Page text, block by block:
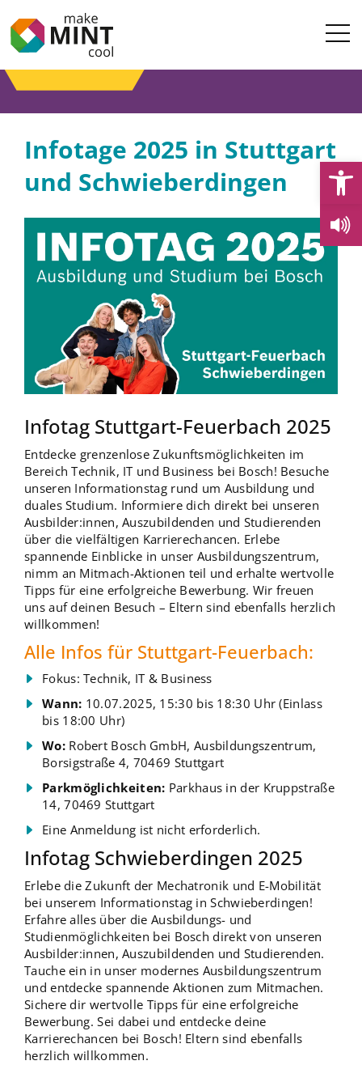
Infotage 2025 in Stuttgart
und Schwieberdingen
Infotag Stuttgart-Feuerbach 2025
Entdecke grenzenlose Zukunftsmöglichkeiten im
Bereich Technik, IT und Business bei Bosch! Besuche
unseren Informationstag rund um Ausbildung und
duales Studium. Informiere dich direkt bei unseren
Ausbilder:innen, Auszubildenden und Studierenden
über die vielfältigen Karrierechancen. Erlebe
spannende Einblicke in unser Ausbildungszentrum,
nimm an Mitmach-Aktionen teil und erhalte wertvolle
Tipps für eine erfolgreiche Bewerbung. Wir freuen
uns auf deinen Besuch – Eltern sind ebenfalls herzlich
willkommen!
Alle Infos für Stuttgart-Feuerbach:
Fokus: Technik, IT & Business
Wann: 10.07.2025, 15:30 bis 18:30 Uhr (Einlass
bis 18:00 Uhr)
Wo:Robert Bosch GmbH, Ausbildungszentrum,
Borsigstraße 4, 70469 Stuttgart
Parkmöglichkeiten: Parkhaus in der Kruppstraße
14, 70469 Stuttgart
Eine Anmeldung ist nicht erforderlich.
Infotag Schwieberdingen 2025
Erlebe die Zukunft der Mechatronik und E-Mobilität
bei unserem Informationstag in Schwieberdingen!
Erfahre alles über die Ausbildungs- und
Studienmöglichkeiten bei Bosch direkt von unseren
Ausbilder:innen, Auszubildenden und Studierenden.
Tauche ein in unser modernes Ausbildungszentrum
und entdecke spannende Aktionen zum Mitmachen.
Sichere dir wertvolle Tipps für eine erfolgreiche
Bewerbung. Sei dabei und entdecke deine
Karrierechancen bei Bosch! Eltern sind ebenfalls
herzlich willkommen.